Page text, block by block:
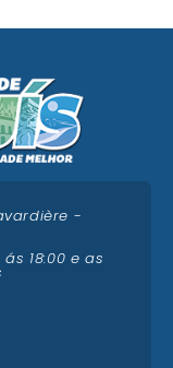
-
18:00 e as